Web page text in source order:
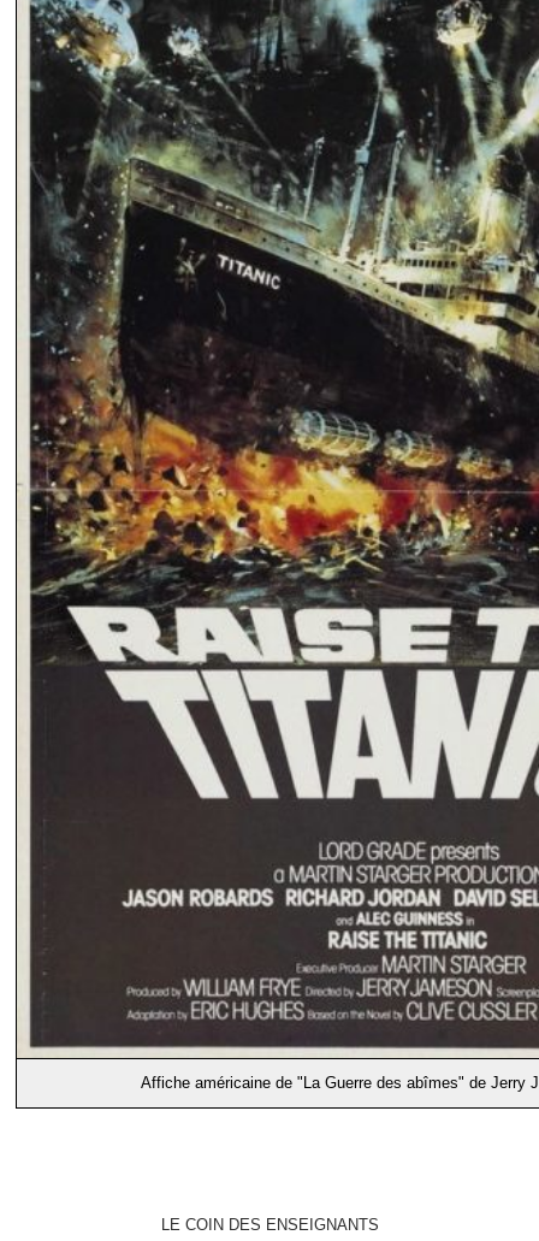
Affiche américaine de "La Guerre des abîmes" de Jerry
LE COIN DES ENSEIGNANTS